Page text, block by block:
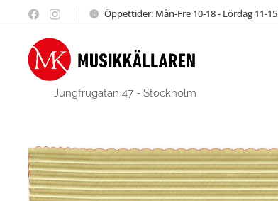
Öppettider: Mån-Fre 10-18 - Lördag 11-15
Jungfrugatan 47 - Stockholm